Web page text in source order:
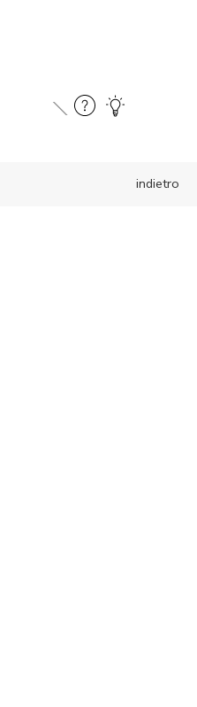
indietro